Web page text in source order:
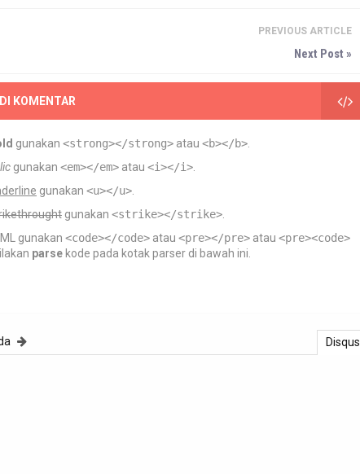
PREVIOUS ARTICLE
Next Post »
KOMENTAR
gunakan <strong></strong> atau <b></b>
gunakan <em></em> atau <i></i>
gunakan <u></u>
gunakan <strike></strike>
gunakan <code></code> atau <pre></pre> atau <pre><code>
parse kode pada kotak parser di bawah ini.
Disqus